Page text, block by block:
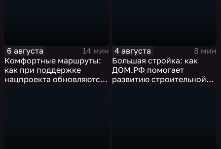
6 августа
14 мин
Комфортные маршруты:
как при поддержке
нацпроекта обновляются
4 августа
8 мин
Большая стройка: как
ДОМ.РФ помогает
развитию строительной